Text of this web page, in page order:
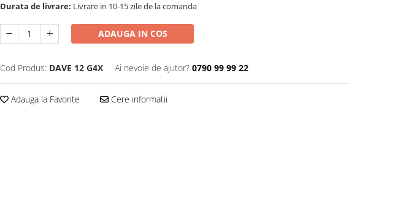
Durata de livrare: Livrare in 10-15 zile de la comanda
ADAUGA IN COS
Cod Produs: DAVE 12 G4X Ai nevoie de ajutor? 0790 99 99 22
Adauga la Favorite Cere informatii